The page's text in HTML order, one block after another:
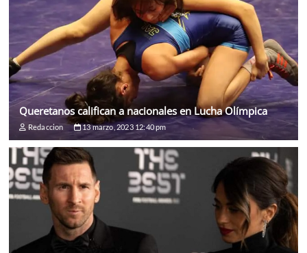
Queretanos califican a nacionales en Lucha Olímpica
Redaccion 13 marzo, 2023 12:40 pm